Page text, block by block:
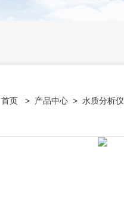
首页 > 产品中心 > 水质分析仪